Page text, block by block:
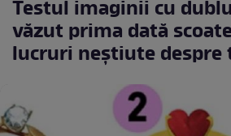
Testul imaginii cu
văzut prima dată
lucruri neștiute despre